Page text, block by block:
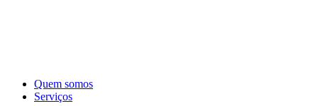
Quem somos
Serviços